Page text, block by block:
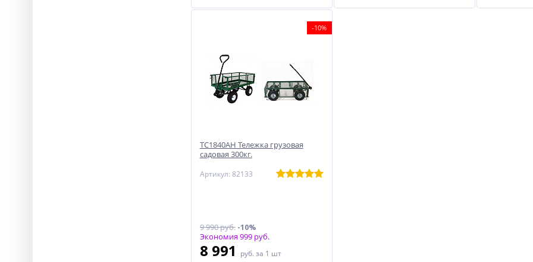
-10%
ТС1840АН Тележка грузовая
садовая 300кг.
Артикул: 82133
9 990 руб.-10%
Экономия 999 руб.
8 991 руб. за 1 шт